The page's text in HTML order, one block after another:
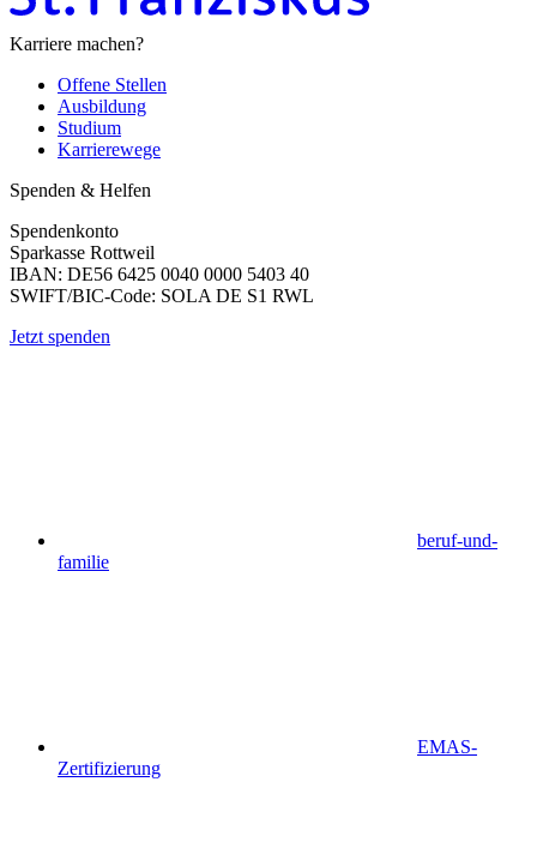
Karriere machen?
Offene Stellen
Ausbildung
Studium
Karrierewege
Spenden & Helfen
Spendenkonto
Sparkasse Rottweil
IBAN: DE56 6425 0040 0000 5403 40
SWIFT/BIC-Code: SOLA DE S1 RWL
Jetzt spenden
beruf-und-
familie
EMAS-
Zertifizierung